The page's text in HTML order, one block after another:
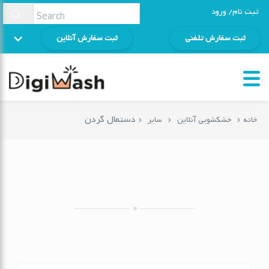
ثبت نام/ ورود
ثبت سفارش آنلاین ثبت سفارش تلفنی
خانه خشکشویی آنلاین سایر دستمال گردن